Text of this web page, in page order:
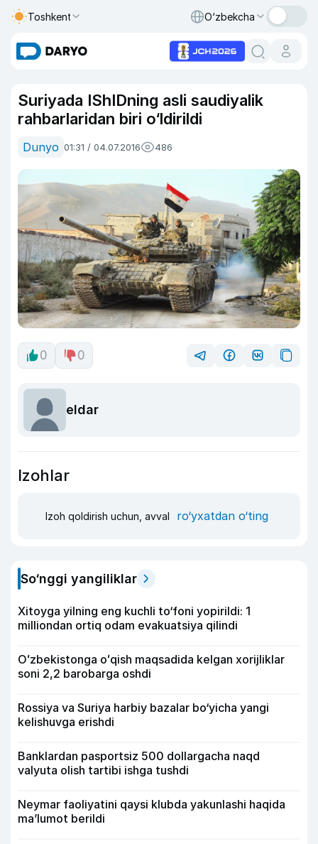
Toshkent O‘zbekcha
Suriyada IShIDning asli saudiyalik
rahbarlaridan biri o‘ldirildi
Dunyo 01:31 / 04.07.2016 486
0 0
eldar
Izohlar
Izoh qoldirish uchun, avval ro‘yxatdan o‘ting
So‘nggi yangiliklar
Xitoyga yilning eng kuchli to‘foni yopirildi: 1
milliondan ortiq odam evakuatsiya qilindi
Oʻzbekistonga oʻqish maqsadida kelgan xorijliklar
soni 2,2 barobarga oshdi
Rossiya va Suriya harbiy bazalar bo‘yicha yangi
kelishuvga erishdi
Banklardan pasportsiz 500 dollargacha naqd
valyuta olish tartibi ishga tushdi
Neymar faoliyatini qaysi klubda yakunlashi haqida
ma’lumot berildi